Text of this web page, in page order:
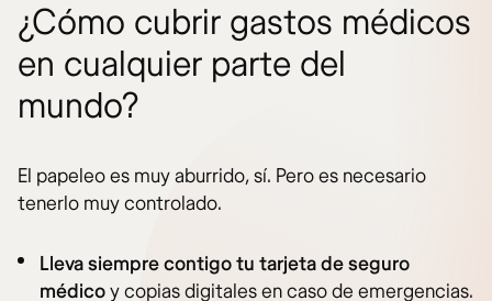
¿Cómo cubrir gastos médicos
en cualquier parte del
mundo?
El papeleo es muy aburrido, sí. Pero es necesario
tenerlo muy controlado.
Lleva siempre contigo tu tarjeta de seguro
médicoy copias digitales en caso de emergencias.